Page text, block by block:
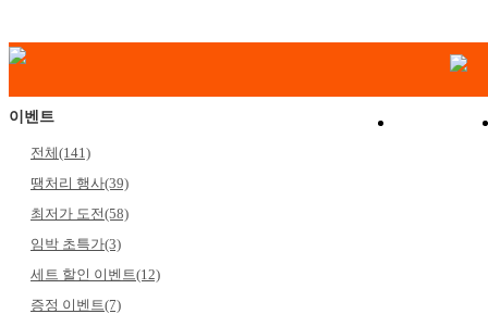
이벤트
전체(141)
땡처리 행사(39)
최저가 도전(58)
임박 초특가(3)
세트 할인 이벤트(12)
증정 이벤트(7)